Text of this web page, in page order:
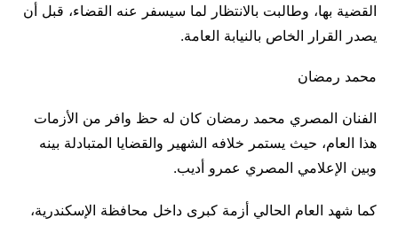
القضية بها، وطالبت بالانتظار لما سيسفر عنه القضاء، قبل أن
يصدر القرار الخاص بالنيابة العامة.
محمد رمضان
الفنان المصري محمد رمضان كان له حظ وافر من الأزمات
هذا العام، حيث يستمر خلافه الشهير والقضايا المتبادلة بينه
وبين الإعلامي المصري عمرو أديب.
كما شهد العام الحالي أزمة كبرى داخل محافظة الإسكندرية،